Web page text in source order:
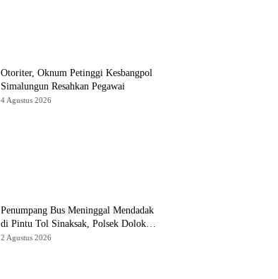
Otoriter, Oknum Petinggi Kesbangpol
Simalungun Resahkan Pegawai
4 Agustus 2026
Penumpang Bus Meninggal Mendadak
di Pintu Tol Sinaksak, Polsek Dolok
Batu Nanggar Gerak Cepat Olah TKP
2 Agustus 2026